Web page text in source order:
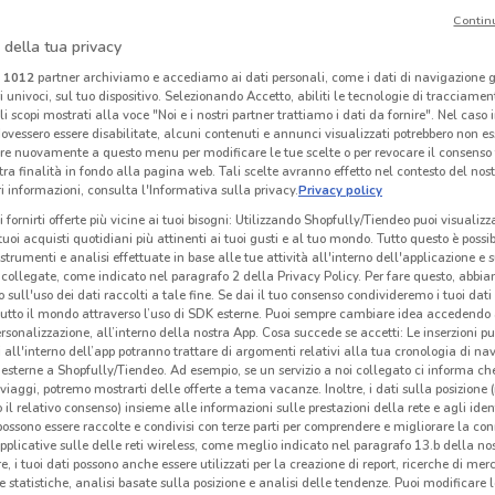
Kena Mobile
Scade il 02/09 104 m
TIM
Scade il 31/12 109 m
VisionOttica
Scade il 02/09 291 m
VisionOttica
Scade il 31/08 291 m
della tua privacy
1012partner archiviamo e accediamo ai dati personali, come i dati di navigazione
sul tuo dispositivo. Selezionando Accetto, abiliti le tecnologie di
scopi mostrati alla voce "Noi e i nostri partner trattiamo i dati da fornire". Nel caso
essere disabilitate, alcuni contenuti e annunci visualizzati potrebbero non
nuovamente a questo menu per modificare le tue scelte o per revocare il
finalità in fondo alla pagina web. Tali scelte avranno effetto nel contesto del
informazioni, consulta l'Informativa sulla privacy.Privacy policy
fornirti offerte più vicine ai tuoi bisogni: Utilizzando Shopfully/Tiendeo puoi
acquisti quotidiani più attinenti ai tuoi gusti e al tuo mondo. Tutto questo è
e analisi effettuate in base alle tue attività all'interno dell'applicazione e
come indicato nel paragrafo 2 della Privacy Policy. Per fare questo,
sull'uso dei dati raccolti a tale fine. Se dai il tuo consenso condivideremo i tuoi dati
il mondo attraverso l’uso di SDK esterne. Puoi sempre cambiare idea accedendo
all’interno della nostra App. Cosa succede se accetti: Le inserzioni
all'interno dell’app potranno trattare di argomenti relativi alla tua cronologia di
a Shopfully/Tiendeo. Ad esempio, se un servizio a noi collegato ci informa
potremo mostrarti delle offerte a tema vacanze. Inoltre, i dati sulla posizione
il relativo consenso) insieme alle informazioni sulle prestazioni della rete e agli
essere raccolte e condivisi con terze parti per comprendere e migliorare la
sulle delle reti wireless, come meglio indicato nel paragrafo 13.b della
i tuoi dati possono anche essere utilizzati per la creazione di report, ricerche di
statistiche, analisi basate sulla posizione e analisi delle tendenze. Puoi modificare